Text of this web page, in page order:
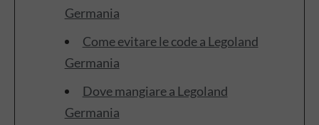
Germania
Come evitare le code a Legoland
Germania
Dove mangiare a Legoland
Germania